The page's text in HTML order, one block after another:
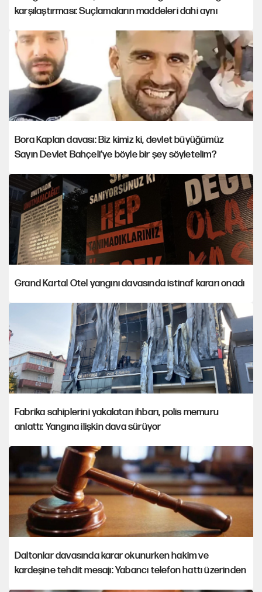
karşılaştırması: Suçlamaların maddeleri dahi aynı
Bora Kaplan davası: Biz kimiz ki, devlet büyüğümüz
Sayın Devlet Bahçeli’ye böyle bir şey söyletelim?
Grand Kartal Otel yangını davasında istinaf kararı onadı
Fabrika sahiplerini yakalatan ihbarı, polis memuru
anlattı: Yangına ilişkin dava sürüyor
Daltonlar davasında karar okunurken hakim ve
kardeşine tehdit mesajı: Yabancı telefon hattı üzerinden